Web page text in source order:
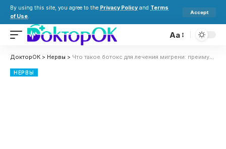
By using this site, you agree to the Privacy Policy and Terms
of Use.
Accept
Aa
ДокторОК > Нервы > Что такое ботокс для лечения мигрени: преимущества и недостатки, кому подойдет и работает ли
НЕРВЫ